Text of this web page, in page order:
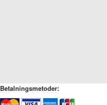
Betalningsmetoder: